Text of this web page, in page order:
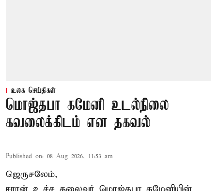
உலக செய்திகள்
மொஜ்தபா கமேனி உடல்நிலை
கவலைக்கிடம் என தகவல்
Published on: 08 Aug 2026, 11:53 am
ஜெருசலேம்,
ஈரான் உச்ச தலைவர் மொஜ்தபா கமேனியின்